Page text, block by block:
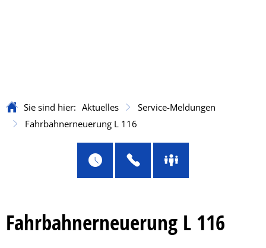
Sie sind hier: Aktuelles
Service-Meldungen
Fahrbahnerneuerung L 116
Fahrbahnerneuerung L 116